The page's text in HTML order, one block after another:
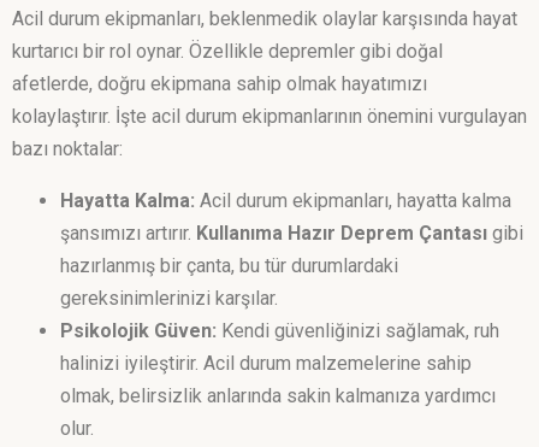
Acil durum ekipmanları, beklenmedik olaylar karşısında hayat
kurtarıcı bir rol oynar. Özellikle depremler gibi doğal
afetlerde, doğru ekipmana sahip olmak hayatımızı
kolaylaştırır. İşte acil durum ekipmanlarının önemini vurgulayan
bazı noktalar:
Hayatta Kalma: Acil durum ekipmanları, hayatta kalma
şansımızı artırır. Kullanıma Hazır Deprem Çantası gibi
hazırlanmış bir çanta, bu tür durumlardaki
gereksinimlerinizi karşılar.
Psikolojik Güven: Kendi güvenliğinizi sağlamak, ruh
halinizi iyileştirir. Acil durum malzemelerine sahip
olmak, belirsizlik anlarında sakin kalmanıza yardımcı
olur.